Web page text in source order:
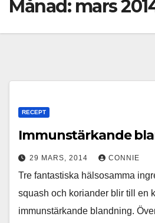
Månad: mars
RECEPT
Immunstärkande
29 MARS, 2014 CONNIE
Tre fantastiska hälsosamma
squash och koriander blir till en
immunstärkande blandning.